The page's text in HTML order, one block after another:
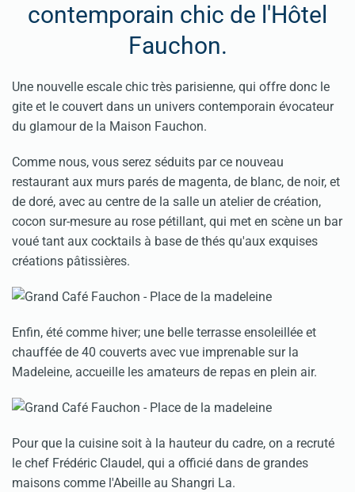
contemporain chic de l'Hôtel
Fauchon.
Une nouvelle escale chic très parisienne, qui offre donc le
gite et le couvert dans un univers contemporain évocateur
du glamour de la Maison Fauchon.
Comme nous, vous serez séduits par ce nouveau
restaurant aux murs parés de magenta, de blanc, de noir, et
de doré, avec au centre de la salle un atelier de création,
cocon sur-mesure au rose pétillant, qui met en scène un bar
voué tant aux cocktails à base de thés qu'aux exquises
créations pâtissières.
Enfin, été comme hiver; une belle terrasse ensoleillée et
chauffée de 40 couverts avec vue imprenable sur la
Madeleine, accueille les amateurs de repas en plein air.
Pour que la cuisine soit à la hauteur du cadre, on a recruté
le chef Frédéric Claudel, qui a officié dans de grandes
maisons comme l'Abeille au Shangri La.